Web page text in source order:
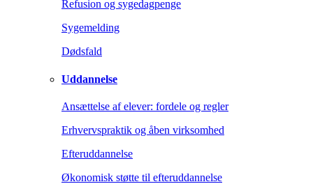
Refusion og sygedagpenge
Sygemelding
Dødsfald
Uddannelse
Ansættelse af elever: fordele og regler
Erhvervspraktik og åben virksomhed
Efteruddannelse
Økonomisk støtte til efteruddannelse